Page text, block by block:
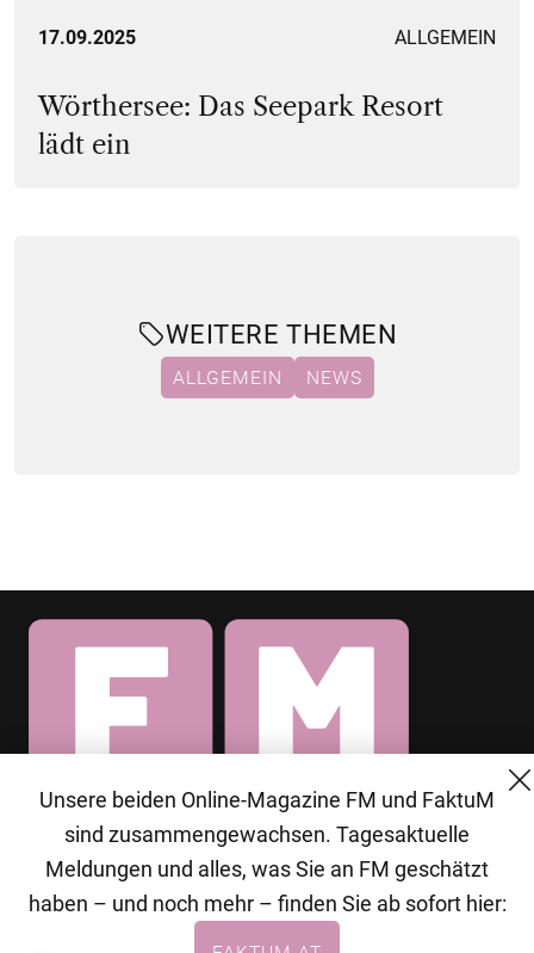
17.09.2025 ALLGEMEIN
Wörthersee: Das Seepark Resort
lädt ein
WEITERE THEMEN
ALLGEMEIN NEWS
© 2026 MG Mediengruppe GmbH
MG Mediengruppe GmbH
Burgring 1/7
Unsere beiden Online-Magazine FM und FaktuM
sind zusammengewachsen. Tagesaktuelle
Meldungen und alles, was Sie an FM geschätzt
haben – und noch mehr – finden Sie ab sofort hier: